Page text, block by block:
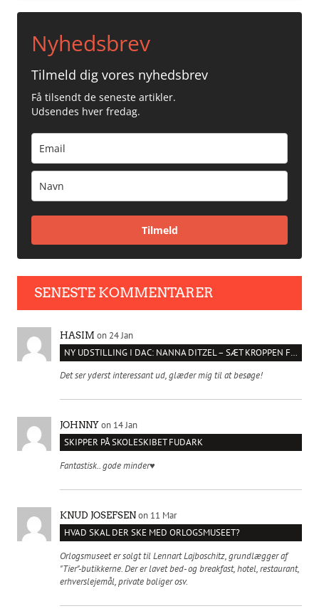
Nyhedsbrev
Tilmeld dig vores nyhedsbrev
Få tilsendt de seneste artikler.
Udsendes hver fredag.
Tilmeld
SENESTE KOMMENTARER
HASIM on 24 Jan
NY UDSTILLING I DAC: NANNA DITZEL – SÆT KROPPEN FRI
Det ser yderst interessant ud, glæder mig til at besøge!
JOHNNY on 14 Jan
SKIPPER PÅ SKOLESKIBET FUDARK
Fantastisk.. gode minder♥️
KNUD JOSEFSEN on 11 Mar
HVAD SKAL DER SKE MED ORLOGSMUSEET?
Orlogsmuseet er solgt til Lennart Lajboschitz, grundlægger af
"Tier"-butikkerne. Der er lavet bed- og breakfast, hotel, restaurant,
erhverslejemål, private boliger osv.